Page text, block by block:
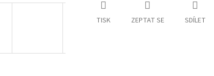
TISK ZEPTAT SE SDÍLET